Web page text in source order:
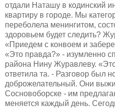
отдали Наташу в кодинский
квартиру в городе. Мы
переболела менингитом,
здоровьем будет следить?
«Приедем с конвоем и
«Это правда?» - изумленно
района Нину Журавлеву.
ответила та. - Разговор был
доброжелательный. Они
Сосновоборске - им
меняется каждый день.